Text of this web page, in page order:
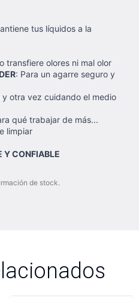
tus líquidos a la
transfiere olores ni mal olor
: Para un agarre seguro y
y otra vez cuidando el medio
qué trabajar de más...
limpiar
Y CONFIABLE
de stock.